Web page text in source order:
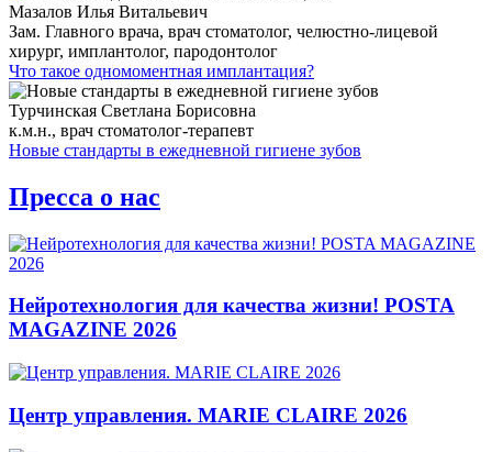
Мазалов Илья Витальевич
Зам. Главного врача, врач стоматолог, челюстно-лицевой
хирург, имплантолог, пародонтолог
Что такое одномоментная имплантация?
Турчинская Светлана Борисовна
к.м.н., врач стоматолог-терапевт
Новые стандарты в ежедневной гигиене зубов
Пресса о нас
Нейротехнология для качества жизни! POSTA
MAGAZINE 2026
Центр управления. MARIE CLAIRE 2026